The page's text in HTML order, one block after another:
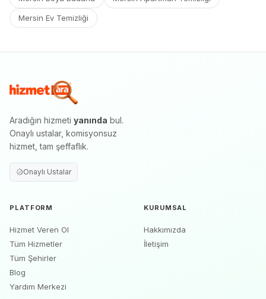
Mersin Ev Temizliği
Aradığın hizmeti yanında bul.
Onaylı ustalar, komisyonsuz
hizmet, tam şeffaflık.
Onaylı Ustalar
PLATFORM
Hizmet Veren Ol
Tüm Hizmetler
Tüm Şehirler
Blog
Yardım Merkezi
KURUMSAL
Hakkımızda
İletişim